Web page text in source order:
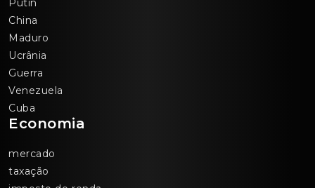
Putin
China
Maduro
Ucrânia
Guerra
Venezuela
Cuba
Economia
mercado
taxação